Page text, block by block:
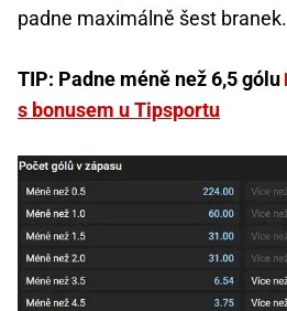
padne maximálně šest branek.
TIP: Padne méně než 6,5 gólu
s bonusem u Tipsportu